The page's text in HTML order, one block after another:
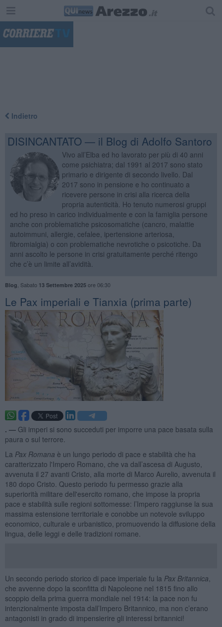
Indietro
DISINCANTATO — il Blog di Adolfo Santoro
Vivo all’Elba ed ho lavorato per più di 40 anni
come psichiatra; dal 1991 al 2017 sono stato
primario e dirigente di secondo livello. Dal
2017 sono in pensione e ho continuato a
ricevere persone in crisi alla ricerca della
propria autenticità. Ho tenuto numerosi gruppi
ed ho preso in carico individualmente e con la famiglia persone
anche con problematiche psicosomatiche (cancro, malattie
autoimmuni, allergie, cefalee, ipertensione arteriosa,
fibromialgia) o con problematiche nevrotiche o psicotiche. Da
anni ascolto le persone in crisi gratuitamente perché ritengo
che c’è un limite all’avidità.
Blog Sabato 13 Settembre 2025ore 06:30
Le Pax imperiali e Tianxia (prima parte)
. — Gli imperi si sono succeduti per imporre una pace basata sulla
paura o sul terrore.
La Pax Romana è un lungo periodo di pace e stabilità che ha
caratterizzato l'Impero Romano, che va dall’ascesa di Augusto,
avvenuta il 27 avanti Cristo, alla morte di Marco Aurelio, avvenuta il
180 dopo Cristo. Questo periodo fu permesso grazie alla
superiorità militare dell'esercito romano, che impose la propria
pace e stabilità sulle regioni sottomesse: l’Impero raggiunse la sua
massima estensione territoriale e conobbe un notevole sviluppo
economico, culturale e urbanistico, promuovendo la diffusione della
lingua, delle leggi e delle tradizioni romane.
Un secondo periodo storico di pace imperiale fu la Pax Britannica
che avvenne dopo la sconfitta di Napoleone nel 1815 fino allo
scoppio della prima guerra mondiale nel 1914: la pace non fu
intenzionalmente imposta dall’Impero Britannico, ma non c’erano
antagonisti in grado di impensierire gli interessi britannici!